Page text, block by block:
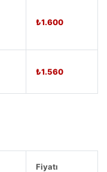
₺1.600
₺1.560
Fiyatı